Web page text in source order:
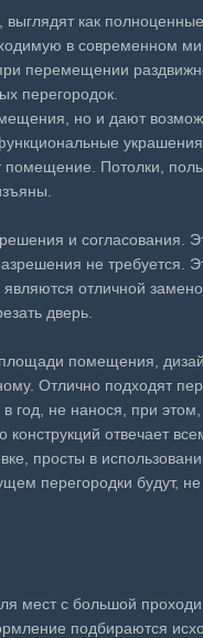
как
в современном
перемещении
перегородок.
но и дают
помещение. Потолки,
и согласования.
не требуется.
отличной
дверь.
площади помещения,
Отлично подходят
год, не нанося, при
конструкций отвечает
просты в
перегородки будут,
мест с большой
подбираются